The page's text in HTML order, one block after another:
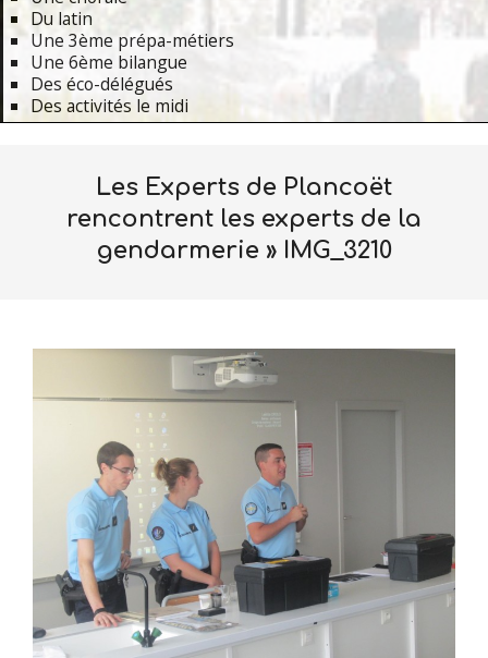
Du latin
Une 3ème prépa-métiers
Une 6ème bilangue
Des éco-délégués
Des activités le midi
Les Experts de Plancoët
rencontrent les experts de la
gendarmerie » IMG_3210